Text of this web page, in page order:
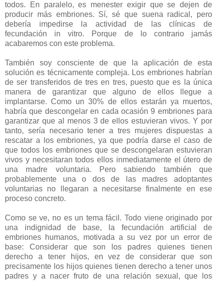
todos. En paralelo, es menester exigir que se dejen de
producir más embriones. Sí, sé que suena radical, pero
debería impedirse la actividad de las clínicas de
fecundación in vitro. Porque de lo contrario jamás
acabaremos con este problema.
También soy consciente de que la aplicación de esta
solución es técnicamente compleja. Los embriones habrían
de ser transferidos de tres en tres, puesto que es la única
manera de garantizar que alguno de ellos llegue a
implantarse. Como un 30% de ellos estarán ya muertos,
habría que descongelar en cada ocasión 9 embriones para
garantizar que al menos 3 de ellos estuvieran vivos. Y por
tanto, sería necesario tener a tres mujeres dispuestas a
rescatar a los embriones, ya que podría darse el caso de
que todos los embriones que se descongelaran estuvieran
vivos y necesitaran todos ellos inmediatamente el útero de
una madre voluntaria. Pero sabiendo también que
probablemente una o dos de las madres adoptantes
voluntarias no llegaran a necesitarse finalmente en ese
proceso concreto.
Como se ve, no es un tema fácil. Todo viene originado por
una indignidad de base, la fecundación artificial de
embriones humanos, motivada a su vez por un error de
base: Considerar que son los padres quienes tienen
derecho a tener hijos, en vez de considerar que son
precisamente los hijos quienes tienen derecho a tener unos
padres y a nacer fruto de una relación sexual, que los